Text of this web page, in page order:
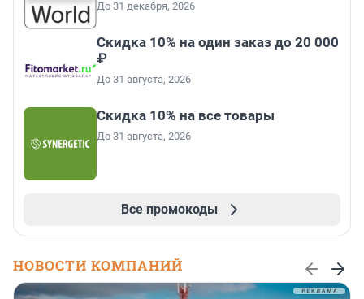
До 31 декабря, 2026
Скидка 10% на один заказ до 20 000
₽
До 31 августа, 2026
Скидка 10% на все товары
До 31 августа, 2026
Все промокоды
НОВОСТИ КОМПАНИЙ